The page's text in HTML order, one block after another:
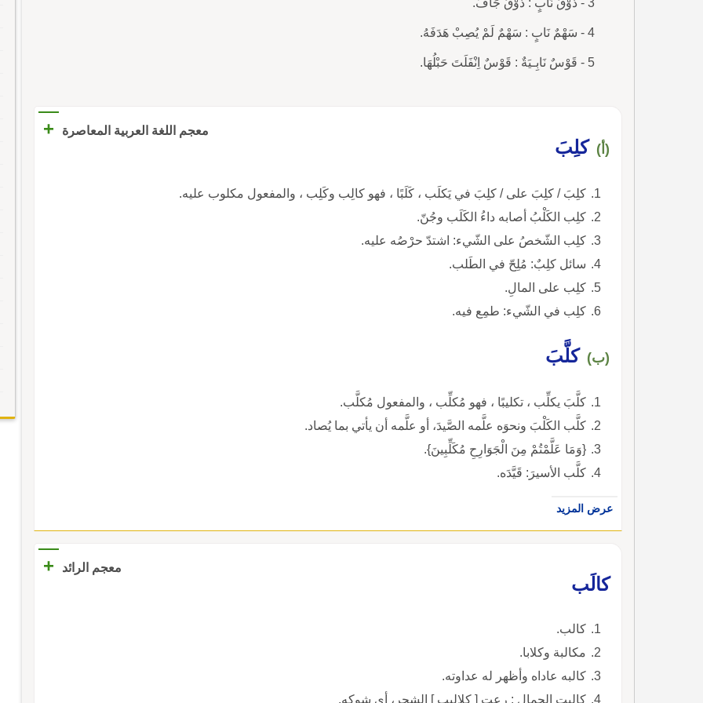
4 - سَهْمٌ نَابٍ : سَهْمٌ لَمْ يُصِبْ هَدَفَهُ.
5 - قَوْسٌ نَابِـيَةٌ : قَوْسٌ اِنْفَلَتَ حَبْلُهَا.
معجم اللغة العربية المعاصرة +
(أ) كلِبَ
كلِبَ / كلِبَ على / كلِبَ في يَكلَب ، كَلَبًا ، فهو كالِب وكَلِب ، والمفعول مكلوب عليه.
كلِب الكَلْبُ أصابه داءُ الكَلَب وجُنّ.
كلِب الشّخصُ على الشّيء: اشتدّ حرْصُه عليه.
سائل كلِبٌ: مُلِحّ في الطَلب.
كلِب على المالِ.
كلِب في الشّيء: طمِع فيه.
(ب) كلَّبَ
كلَّبَ يكلِّب ، تكليبًا ، فهو مُكلِّب ، والمفعول مُكلَّب.
كلَّب الكَلْبَ ونحوَه علَّمه الصَّيدَ، أو علَّمه أن يأتي بما يُصاد.
{وَمَا عَلَّمْتُمْ مِنَ الْجَوَارِحِ مُكَلِّبِينَ}.
كلَّب الأسيرَ: قَيَّدَه.
عرض المزيد
معجم الرائد
+
كالَب
كالب.
مكالبة وكلابا.
كالبه عاداه وأظهر له عداوته.
كالبت الجمال : رعت [ كلاليب ] الشجر، أي شوكه.